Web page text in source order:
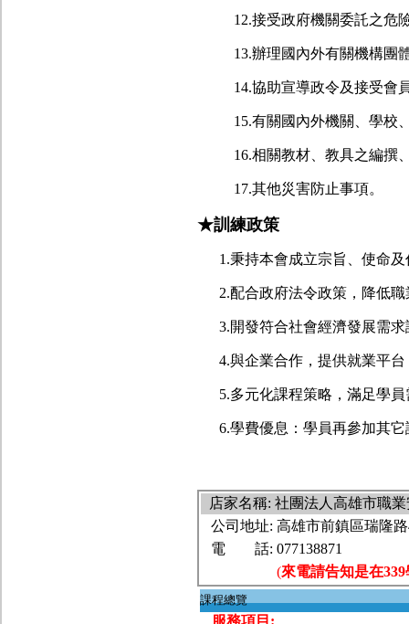
12.接受政府機關委託之危
13.辦理國內外有關機構團
14.協助宣導政令及接受會
15.有關國內外機關、學校
16.相關教材、教具之編撰
17.其他災害防止事項。
★訓練政策
1.秉持本會成立宗旨、使命及
2.配合政府法令政策，降低職
3.開發符合社會經濟發展需求
4.與企業合作，提供就業平台
5.多元化課程策略，滿足學員
6.學費優息：學員再參加其它
店家名稱: 社團法人高雄市
公司地址: 高雄市前鎮區瑞隆
電 話: 077138871
(來電請告知是在
課程總覽
服務項目: